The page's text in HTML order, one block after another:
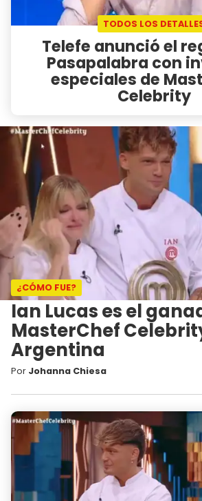
TODOS LOS
Telefe anunció el
Pasapalabra con
especiales de
Celebrity
¿CÓMO FUE?
Ian Lucas es el
MasterChef
Argentina
Por Johanna Chiesa